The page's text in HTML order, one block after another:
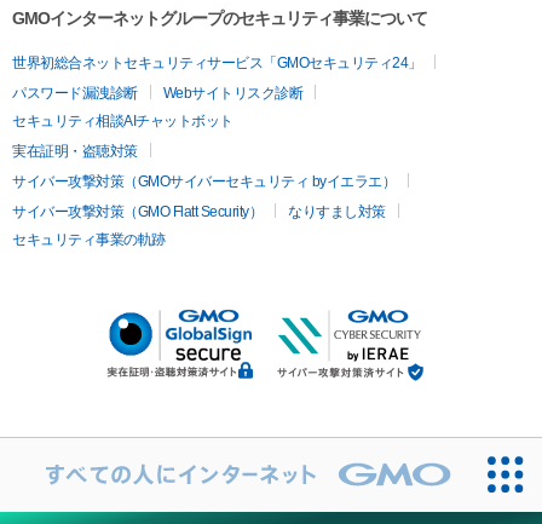
GMOインターネットグループのセキュリティ事業について
世界初総合ネットセキュリティサービス「GMOセキュリティ24」
パスワード漏洩診断
Webサイトリスク診断
セキュリティ相談AIチャットボット
実在証明・盗聴対策
サイバー攻撃対策（GMOサイバーセキュリティ byイエラエ）
サイバー攻撃対策（GMO Flatt Security）
なりすまし対策
セキュリティ事業の軌跡